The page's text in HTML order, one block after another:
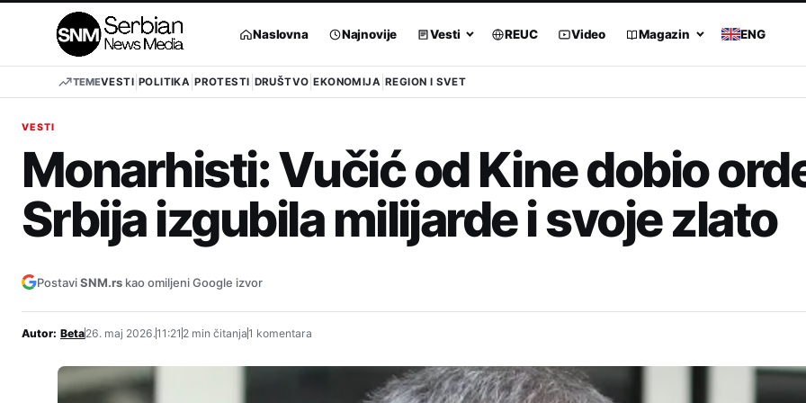
Naslovna Najnovije Vesti REUC Video Magazin ENG
TEMEVESTI POLITIKA PROTESTI DRUŠTVO EKONOMIJA REGION I SVET
VESTI
Monarhisti: Vučić od Kine dobio
Srbija izgubila milijarde i svoje zlato
PostaviSNM.rs kao omiljeni Google izvor
Autor: Beta26. maj 2026.11:21 2 min čitanja1 komentara